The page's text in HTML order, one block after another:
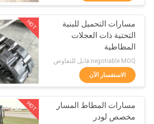
جولة
المعمل
مراقبة
الجودة
مسارات المطاط
الزراعية
72
46
HOT
مسارات التحميل للبنية
التحتية ذات العجلات
المطاطية
negotiable MOQ:قابل للتفاوض
الاستفسار الآن
HOT
مسارات المطاط المسار
مخصص لودر